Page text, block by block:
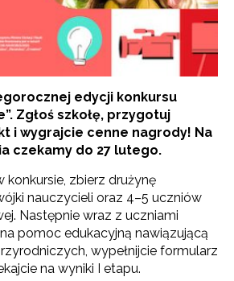
edycji konkursu
Zgłoś szkołę, przygotuj
i wygrajcie cenne nagrody! Na
czekamy do 27 lutego.
konkursie, zbierz drużynę
nauczycieli oraz 4–5 uczniów
Następnie wraz z uczniami
pomoc edukacyjną nawiązującą
wypełnijcie formularz
na wyniki I etapu.